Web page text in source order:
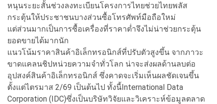
หนุนระยะสั้นช่วงลงทะเบียนโครงการไทยช่วยไทยพลัส
กระตุ้นให้ประชาชนบางส่วนซื้อโทรศัพท์มือถือใหม่
แต่ส่วนมากเป็นการซื้อเครื่องที่ราคาต่ำจึงไม่น่าช่วยกระตุ้น
ยอดขายได้มากนัก
แนวโน้มราคาสินค้าอิเล็กทรอนิกส์ที่ปรับตัวสูงขึ้น จากภาวะ
ขาดแคลนชิปหน่วยความจำทั่วโลก น่าจะส่งผลด้านลบต่อ
อุปสงค์สินค้าอิเล็กทรอนิกส์ ซึ่งคาดจะเริ่มเห็นผลชัดเจนขึ้น
ตั้งแต่ไตรมาส 2/69 เป็นต้นไป ทั้งนี้International Data
Corporation (IDC)ซึ่งเป็นบริษัทวิจัยและวิเคราะห์ข้อมูลตลาด